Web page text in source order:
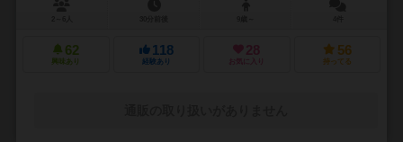
62
興味あり
118
経験あり
28
お気に入り
56
持ってる